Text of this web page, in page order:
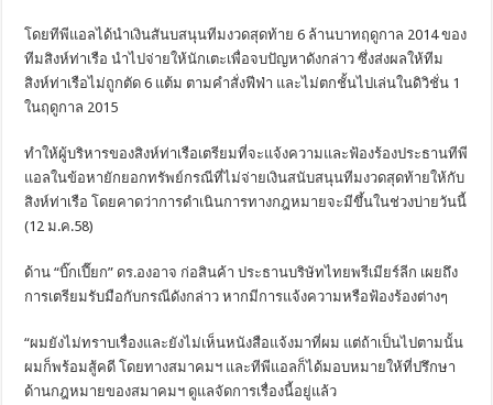
โดยทีพีแอลได้นำเงินสันบสนุนทีมงวดสุดท้าย 6 ล้านบาทฤดูกาล 2014 ของ
ทีมสิงห์ท่าเรือ นำไปจ่ายให้นักเตะเพื่อจบปัญหาดังกล่าว ซึ่งส่งผลให้ทีม
สิงห์ท่าเรือไม่ถูกตัด 6 แต้ม ตามคำสั่งฟีฟ่า และไม่ตกชั้นไปเล่นในดิวิชั่น 1
ในฤดูกาล 2015
ทำให้ผู้บริหารของสิงห์ท่าเรือเตรียมที่จะแจ้งความและฟ้องร้องประธานทีพี
แอลในข้อหายักยอกทรัพย์กรณีที่ไม่จ่ายเงินสนับสนุนทีมงวดสุดท้ายให้กับ
สิงห์ท่าเรือ โดยคาดว่าการดำเนินการทางกฎหมายจะมีขึ้นในช่วงบ่ายวันนี้
(12 ม.ค.58)
ด้าน “บิ๊กเปี๊ยก” ดร.องอาจ ก่อสินค้า ประธานบริษัทไทยพรีเมียร์ลีก เผยถึง
การเตรียมรับมือกับกรณีดังกล่าว หากมีการแจ้งความหรือฟ้องร้องต่างๆ
“ผมยังไม่ทราบเรื่องและยังไม่เห็นหนังสือแจ้งมาที่ผม แต่ถ้าเป็นไปตามนั้น
ผมก็พร้อมสู้คดี โดยทางสมาคมฯ และทีพีแอลก็ได้มอบหมายให้ที่ปรึกษา
ด้านกฎหมายของสมาคมฯ ดูแลจัดการเรื่องนี้อยู่แล้ว